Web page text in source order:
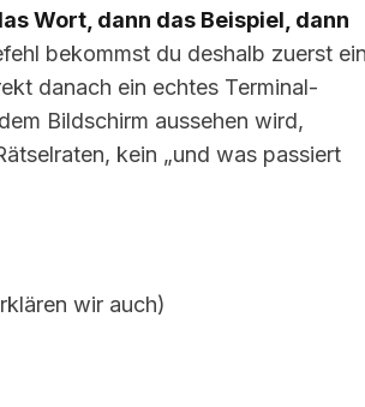
Wort, dann das Beispiel, dann
bekommst du deshalb zuerst
danach ein echtes Terminal-
Bildschirm aussehen wird,
kein „und was passiert
wir auch)